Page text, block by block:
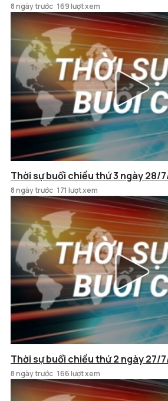
8 ngày trước 169 lượt xem
Thời sự buổi chiều thứ 3 ngày 28/
8 ngày trước 171 lượt xem
Thời sự buổi chiều thứ 2 ngày 27/
8 ngày trước 166 lượt xem